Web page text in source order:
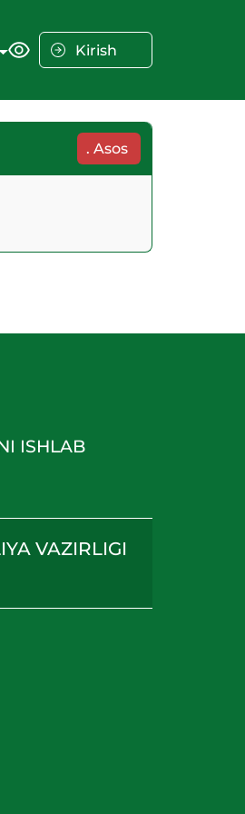
Kirish
. Asos
ISHLAB
VAZIRLIGI